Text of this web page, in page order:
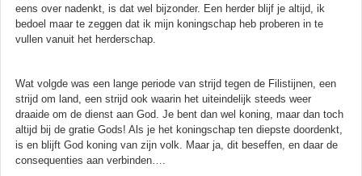
eens over nadenkt, is dat wel bijzonder. Een herder blijf je altijd, ik
bedoel maar te zeggen dat ik mijn koningschap heb proberen in te
vullen vanuit het herderschap.
Wat volgde was een lange periode van strijd tegen de Filistijnen, een
strijd om land, een strijd ook waarin het uiteindelijk steeds weer
draaide om de dienst aan God. Je bent dan wel koning, maar dan toch
altijd bij de gratie Gods! Als je het koningschap ten diepste doordenkt,
is en blijft God koning van zijn volk. Maar ja, dit beseffen, en daar de
consequenties aan verbinden….